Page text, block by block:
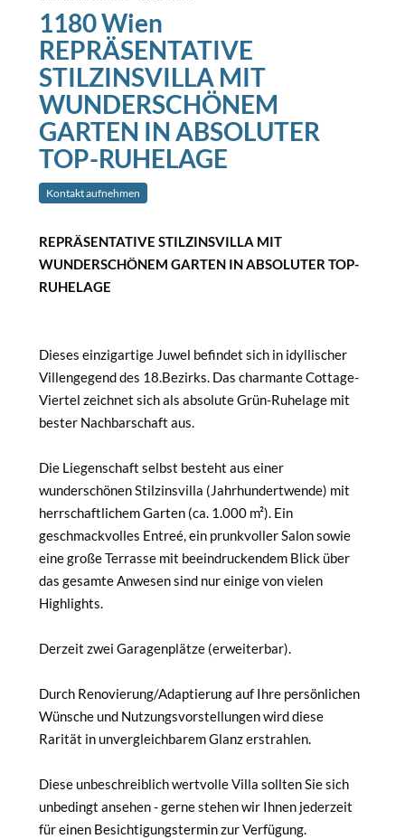
1180 Wien
REPRÄSENTATIVE
STILZINSVILLA MIT
WUNDERSCHÖNEM
GARTEN IN ABSOLUTER
TOP-RUHELAGE
Kontakt aufnehmen
REPRÄSENTATIVE STILZINSVILLA MIT
WUNDERSCHÖNEM GARTEN IN ABSOLUTER TOP-
RUHELAGE
Dieses einzigartige Juwel befindet sich in idyllischer
Villengegend des 18.Bezirks. Das charmante Cottage-
Viertel zeichnet sich als absolute Grün-Ruhelage mit
bester Nachbarschaft aus.
Die Liegenschaft selbst besteht aus einer
wunderschönen Stilzinsvilla (Jahrhundertwende) mit
herrschaftlichem Garten (ca. 1.000 m²). Ein
geschmackvolles Entreé, ein prunkvoller Salon sowie
eine große Terrasse mit beeindruckendem Blick über
das gesamte Anwesen sind nur einige von vielen
Highlights.
Derzeit zwei Garagenplätze (erweiterbar).
Durch Renovierung/Adaptierung auf Ihre persönlichen
Wünsche und Nutzungsvorstellungen wird diese
Rarität in unvergleichbarem Glanz erstrahlen.
Diese unbeschreiblich wertvolle Villa sollten Sie sich
unbedingt ansehen - gerne stehen wir Ihnen jederzeit
für einen Besichtigungstermin zur Verfügung.